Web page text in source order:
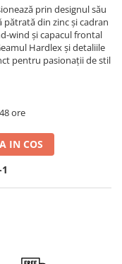
prin designul său
pătrată din zinc și cadran
wind și capacul frontal
Hardlex și detaliile
pentru pasionații de stil
ore
IN COS